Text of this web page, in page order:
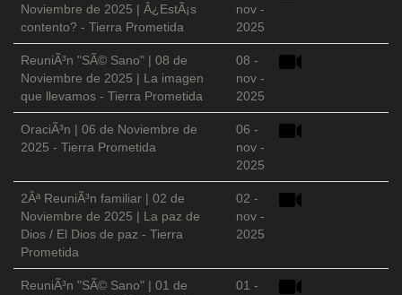
Noviembre de 2025 | Â¿EstÃ¡s
contento? - Tierra Prometida
nov -
2025
ReuniÃ³n "SÃ© Sano" | 08 de
Noviembre de 2025 | La imagen
que llevamos - Tierra Prometida
08 -
nov -
2025
OraciÃ³n | 06 de Noviembre de
2025 - Tierra Prometida
06 -
nov -
2025
2Âª ReuniÃ³n familiar | 02 de
Noviembre de 2025 | La paz de
Dios / El Dios de paz - Tierra
Prometida
02 -
nov -
2025
ReuniÃ³n "SÃ© Sano" | 01 de
01 -